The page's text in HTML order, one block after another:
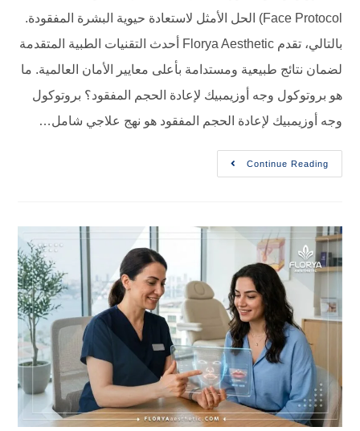
Face Protocol) الحل الأمثل لاستعادة حيوية البشرة المفقودة.
بالتالي، تقدم Florya Aesthetic أحدث التقنيات الطبية المتقدمة
ومستدامة بأعلى معايير الأمان العالمية. ما
وجه أوزيمبيك لإعادة الحجم المفقود؟ بروتوكول
لإعادة الحجم المفقود هو نهج علاجي شامل…